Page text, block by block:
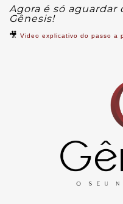
Agora é só aguardar
Gênesis!
🎥 Video explicativo do passo a